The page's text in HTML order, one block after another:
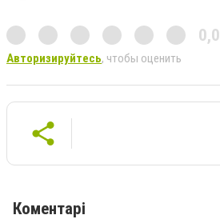
0,0
Авторизируйтесь, чтобы оценить
Коментарі